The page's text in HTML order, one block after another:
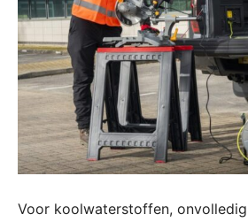
Voor koolwaterstoffen,